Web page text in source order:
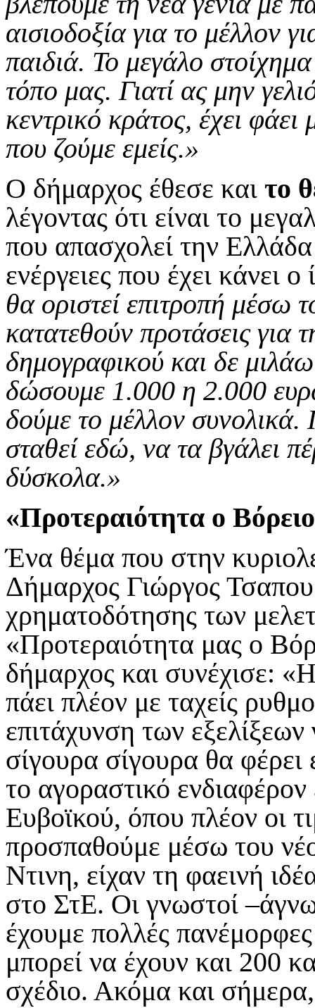
αισιοδοξία για το μέλλον
παιδιά. Το μεγάλο
τόπο μας. Γιατί ας μην
κεντρικό κράτος, έχει
που ζούμε εμείς.»
Ο δήμαρχος έθεσε και το
λέγοντας ότι είναι το
που απασχολεί την Ελλάδα
ενέργειες που έχει κάνει ο
θα οριστεί επιτροπή μέσω
κατατεθούν προτάσεις για
δημογραφικού και δε
δώσουμε 1.000 η 2.000
δούμε το μέλλον
σταθεί εδώ, να τα βγάλει
δύσκολα.»
«Προτεραιότητα ο
Ένα θέμα που στην
Δήμαρχος Γιώργος
χρηματοδότησης των
«Προτεραιότητα μας ο
δήμαρχος και συνέχισε:
πάει πλέον με ταχείς
επιτάχυνση των
σίγουρα σίγουρα θα
το αγοραστικό
Ευβοϊκού, όπου πλέον οι
προσπαθούμε μέσω του
Ντινη, είχαν τη φαεινή
στο ΣτΕ. Οι γνωστοί
έχουμε πολλές
μπορεί να έχουν και 200
σχέδιο. Ακόμα και